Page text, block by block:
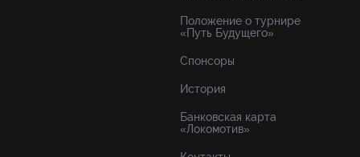
Положение о турнире
«Путь Будущего»
Спонсоры
История
Банковская карта
«Локомотив»